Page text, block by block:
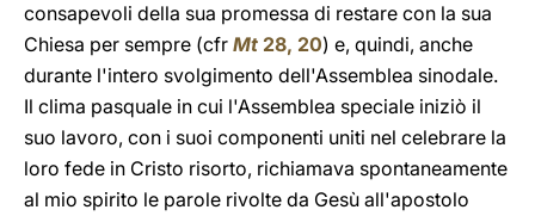
consapevoli della sua promessa di restare con la sua
Chiesa per sempre (cfr Mt 28, 20) e, quindi, anche
durante l'intero svolgimento dell'Assemblea sinodale.
Il clima pasquale in cui l'Assemblea speciale iniziò il
suo lavoro, con i suoi componenti uniti nel celebrare la
loro fede in Cristo risorto, richiamava spontaneamente
al mio spirito le parole rivolte da Gesù all'apostolo